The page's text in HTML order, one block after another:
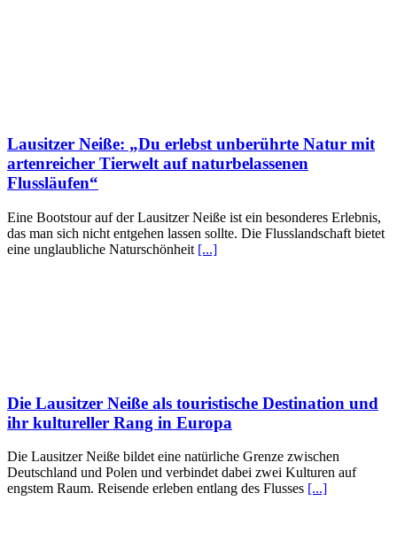
Lausitzer Neiße: „Du erlebst unberührte Natur mit
artenreicher Tierwelt auf naturbelassenen
Flussläufen“
Eine Bootstour auf der Lausitzer Neiße ist ein besonderes Erlebnis,
das man sich nicht entgehen lassen sollte. Die Flusslandschaft bietet
eine unglaubliche Naturschönheit [...]
Die Lausitzer Neiße als touristische Destination und
ihr kultureller Rang in Europa
Die Lausitzer Neiße bildet eine natürliche Grenze zwischen
Deutschland und Polen und verbindet dabei zwei Kulturen auf
engstem Raum. Reisende erleben entlang des Flusses [...]